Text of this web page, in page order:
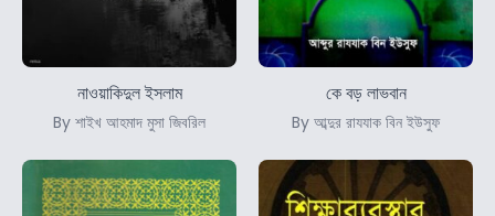
নাওয়াকিদুল ইসলাম
By শাইখ আহমাদ মুসা জিবরিল
কে বড় লাভবান
By আব্দুর রাযযাক বিন ইউসুফ